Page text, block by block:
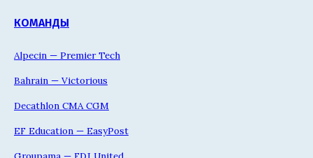
КОМАНДЫ
Alpecin — Premier Tech
Bahrain — Victorious
Decathlon CMA CGM
EF Education — EasyPost